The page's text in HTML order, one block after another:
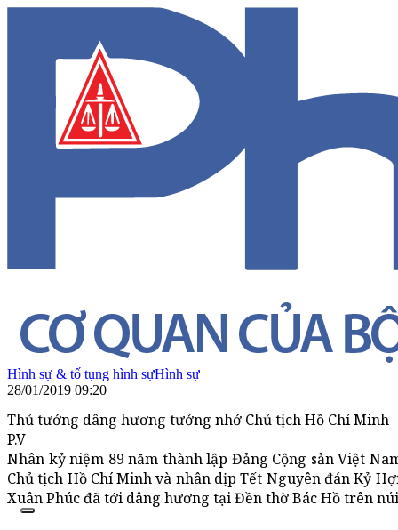
Hình sự & tố tụng hình sựHình sự
28/01/2019 09:20
Thủ tướng dâng hương tưởng nhớ Chủ tịch Hồ Chí Minh
P.V
Nhân kỷ niệm 89 năm thành lập Đảng Cộng sản Việt
Chủ tịch Hồ Chí Minh và nhân dịp Tết Nguyên đán Kỷ
Xuân Phúc đã tới dâng hương tại Đền thờ Bác Hồ trên